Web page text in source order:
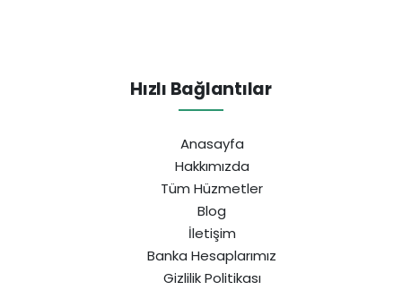
Hızlı Bağlantılar
Anasayfa
Hakkımızda
Tüm Hüzmetler
Blog
İletişim
Banka Hesaplarımız
Gizlilik Politikası